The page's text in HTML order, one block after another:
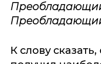
Преобладающий
К слову